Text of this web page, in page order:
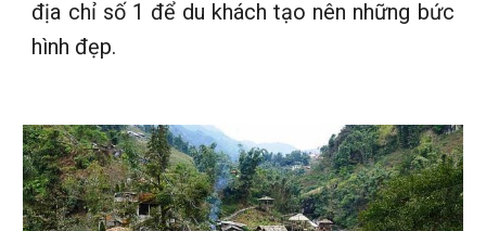
địa chỉ số 1 để du khách tạo nên những bức
hình đẹp.